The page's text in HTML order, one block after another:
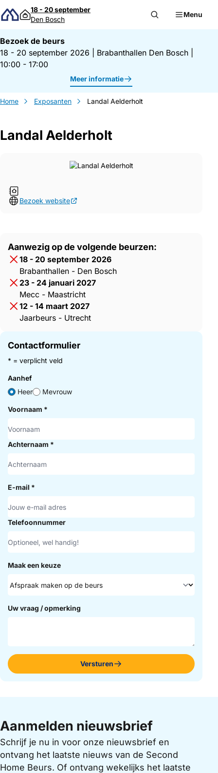
Direct naar inhoud
18 - 20 september
Den Bosch
Menu
Bezoek de beurs
18 - 20 september 2026
Brabanthallen Den Bosch
10:00 - 17:00
Meer informatie
Home Exposanten Landal Aelderholt
Landal Aelderholt
Bezoek website
Aanwezig op de volgende beurzen:
18 - 20 september 2026
Brabanthallen - Den Bosch
23 - 24 januari 2027
Mecc - Maastricht
12 - 14 maart 2027
Jaarbeurs - Utrecht
Contactformulier
* = verplicht veld
Aanhef
Heer
Mevrouw
Voornaam *
Achternaam *
E-mail *
Telefoonnummer
Maak een keuze
Uw vraag / opmerking
Versturen
Aanmelden nieuwsbrief
Schrijf je nu in voor onze nieuwsbrief en
ontvang het laatste nieuws van de Second
Home Beurs. Of ontvang wekelijks het laatste